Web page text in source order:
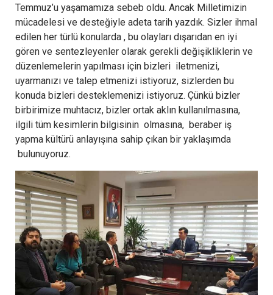
Temmuz’u yaşamamıza sebeb oldu. Ancak Milletimizin
mücadelesi ve desteğiyle adeta tarih yazdık. Sizler ihmal
edilen her türlü konularda , bu olayları dışarıdan en iyi
gören ve sentezleyenler olarak gerekli değişikliklerin ve
düzenlemelerin yapılması için bizleri iletmenizi,
uyarmanızı ve talep etmenizi istiyoruz, sizlerden bu
konuda bizleri desteklemenizi istiyoruz. Çünkü bizler
birbirimize muhtacız, bizler ortak aklın kullanılmasına,
ilgili tüm kesimlerin bilgisinin olmasına, beraber iş
yapma kültürü anlayışına sahip çıkan bir yaklaşımda
bulunuyoruz.